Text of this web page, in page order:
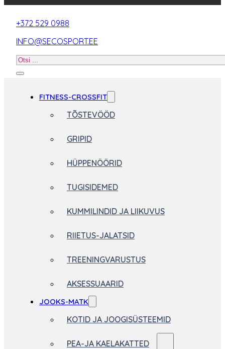
+372 529 0988
INFO@SECOSPORT.EE
Otsi
FITNESS-CROSSFIT
TÕSTEVÖÖD
GRIPID
HÜPPENÖÖRID
TUGISIDEMED
KUMMILINDID JA LIIKUVUS
RIIETUS-JALATSID
TREENINGVARUSTUS
AKSESSUAARID
JOOKS-MATK
KOTID JA JOOGISÜSTEEMID
PEA-JA KAELAKATTED